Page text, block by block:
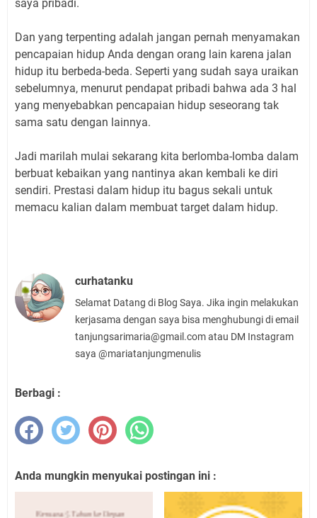
saya pribadi.
Dan yang terpenting adalah jangan pernah menyamakan
pencapaian hidup Anda dengan orang lain karena jalan
hidup itu berbeda-beda. Seperti yang sudah saya uraikan
sebelumnya, menurut pendapat pribadi bahwa ada 3 hal
yang menyebabkan pencapaian hidup seseorang tak
sama satu dengan lainnya.
Jadi marilah mulai sekarang kita berlomba-lomba dalam
berbuat kebaikan yang nantinya akan kembali ke diri
sendiri. Prestasi dalam hidup itu bagus sekali untuk
memacu kalian dalam membuat target dalam hidup.
curhatanku
Selamat Datang di Blog Saya. Jika ingin melakukan
kerjasama dengan saya bisa menghubungi di email
tanjungsarimaria@gmail.com atau DM Instagram
saya @mariatanjungmenulis
Berbagi :
Anda mungkin menyukai postingan ini :